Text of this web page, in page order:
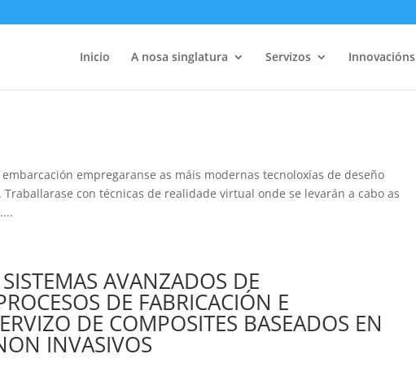
Inicio A nosa singlatura Servizos Innovacións
embarcación empregaranse as máis modernas tecnoloxías de deseño
con técnicas de realidade virtual onde se levarán a cabo as
AVANZADOS DE
DE FABRICACIÓN E
DE COMPOSITES BASEADOS EN
INVASIVOS